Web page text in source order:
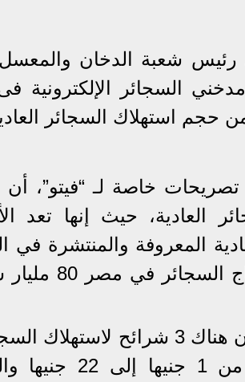
رئيس شعبة الدخان والمعسل
السجائر
تصريحات خاصة لـ “فيتو”،
العادية، حيث إنها تعد
المعروفة والمنتشرة في
ولفت الإمبابى إلى أن هناك 3
سعر السجائر